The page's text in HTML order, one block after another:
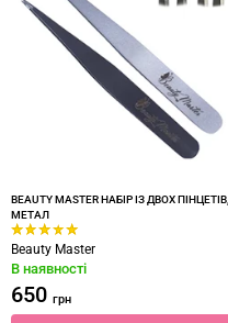
BEAUTY MASTER НАБІР ІЗ ДВОХ ПІНЦЕТІВ,
МЕТАЛ
Beauty Master
В наявності
650 грн